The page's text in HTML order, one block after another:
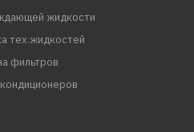
жидкости
тех.жидкостей
фильтров